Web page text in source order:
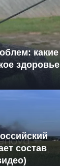
какие
здоровье
состав